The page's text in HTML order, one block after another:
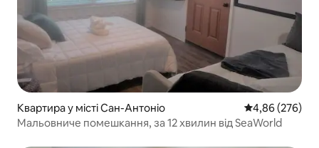
Квартира у місті Сан-Антоніо Середня
4,86 (276)
Мальовниче помешкання, за 12 хвилин від SeaWorld